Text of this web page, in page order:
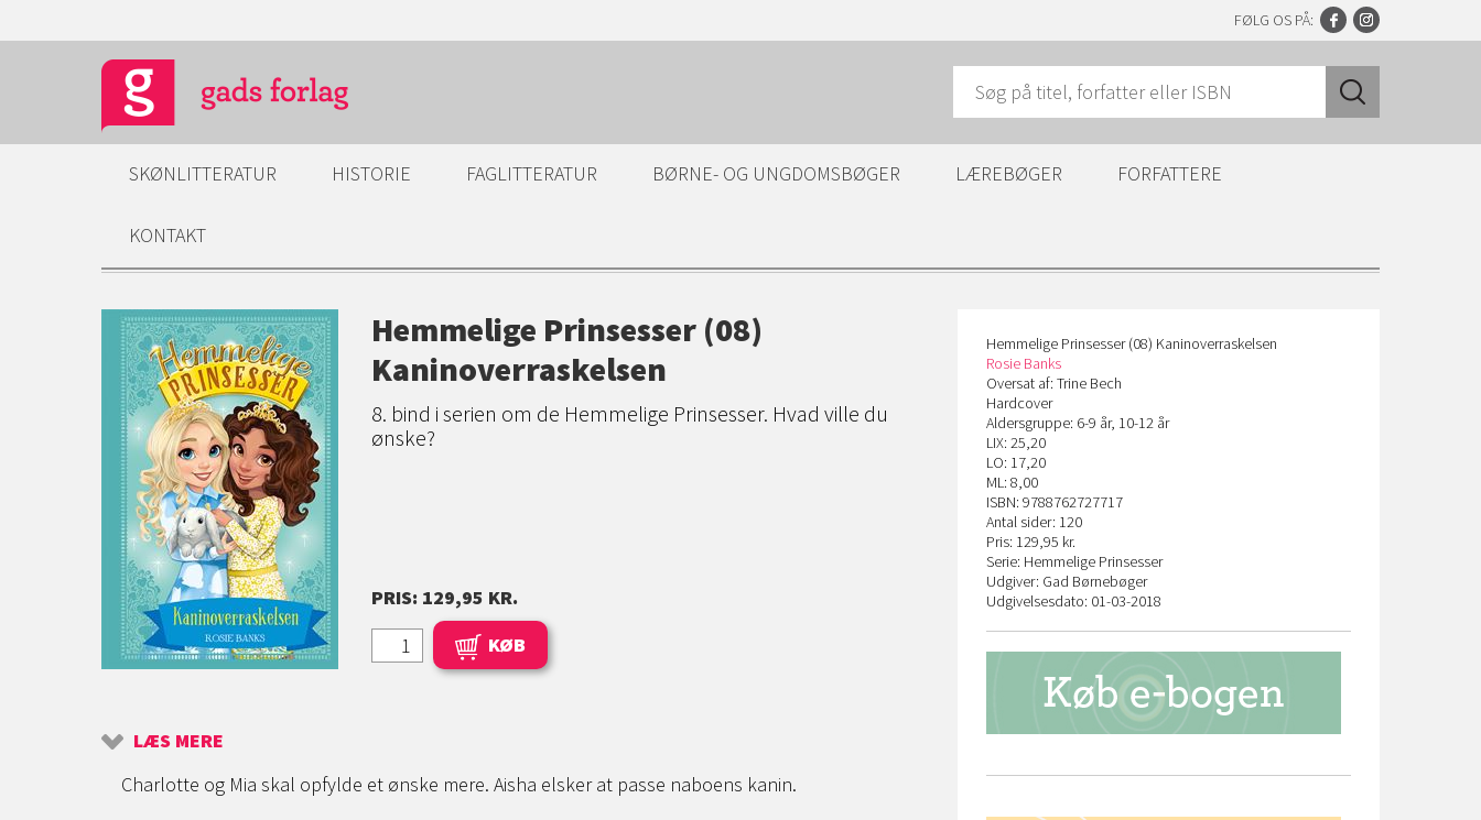
FØLG OS PÅ:
SKØNLITTERATUR HISTORIE FAGLITTERATUR BØRNE- OG UNGDOMSBØGER LÆREBØGER FORFATTERE
KONTAKT
Hemmelige Prinsesser (08)
Kaninoverraskelsen
8. bind i serien om de Hemmelige Prinsesser. Hvad ville du
ønske?
PRIS: 129,95 KR.
KØB
LÆS MERE
Charlotte og Mia skal opfylde et ønske mere. Aisha elsker at passe naboens kanin.
Hemmelige Prinsesser (08) Kaninoverraskelsen
Rosie Banks
Oversat af: Trine Bech
Hardcover
Aldersgruppe: 6-9 år, 10-12 år
LIX: 25,20
LO: 17,20
ML: 8,00
ISBN: 9788762727717
Antal sider: 120
Pris: 129,95 kr.
Serie: Hemmelige Prinsesser
Udgiver: Gad Børnebøger
Udgivelsesdato: 01-03-2018